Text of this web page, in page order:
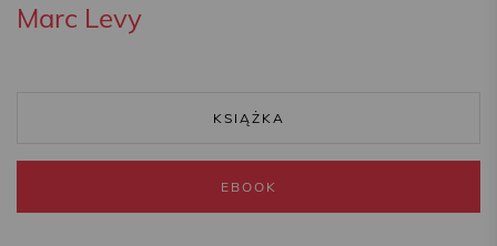
Marc Levy
KSIĄŻKA
EBOOK